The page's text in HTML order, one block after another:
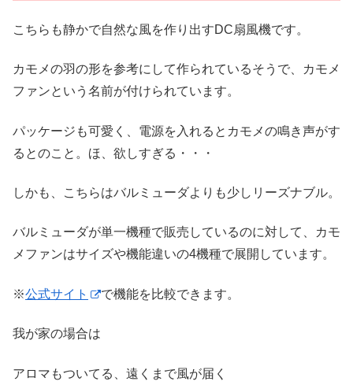
こちらも静かで自然な風を作り出すDC扇風機です。
カモメの羽の形を参考にして作られているそうで、カモメ
ファンという名前が付けられています。
パッケージも可愛く、電源を入れるとカモメの鳴き声がす
るとのこと。ほ、欲しすぎる・・・
しかも、こちらはバルミューダよりも少しリーズナブル。
バルミューダが単一機種で販売しているのに対して、カモ
メファンはサイズや機能違いの4機種で展開しています。
※公式サイト で機能を比較できます。
我が家の場合は
アロマもついてる、遠くまで風が届く